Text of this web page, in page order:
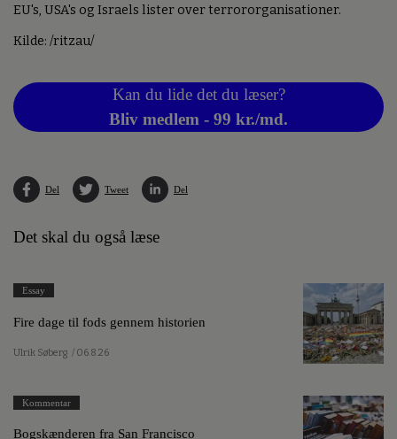
EU's, USA's og Israels lister over terrororganisationer.
Kilde: /ritzau/
Kan du lide det du læser?
Bliv medlem - 99 kr./md.
Del Tweet Del
Det skal du også læse
Essay
Fire dage til fods gennem historien
Ulrik Søberg / 06.8.26
Kommentar
Bogskænderen fra San Francisco